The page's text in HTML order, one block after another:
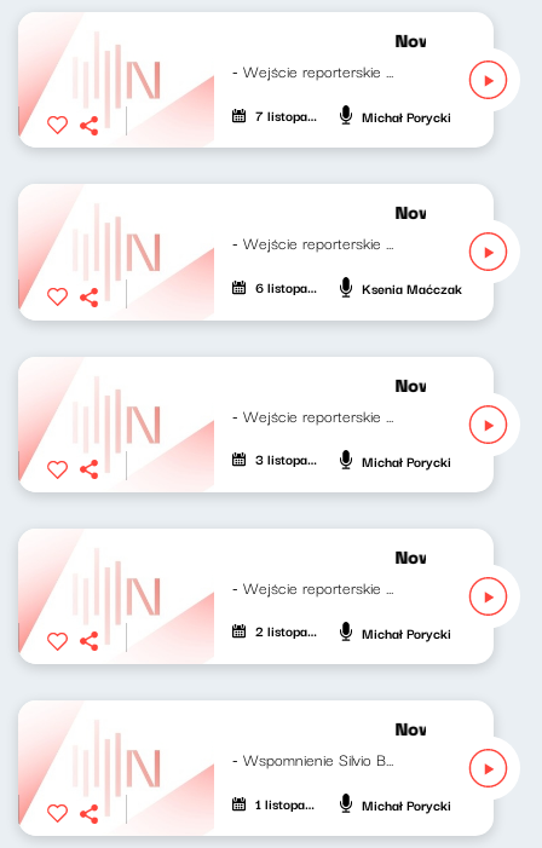
Nowy Świat po
- Wejście reporterskie Klaudiusza...
7 listopada 2023 Michał Porycki
Nowy Świat po
- Wejście reporterskie Klaudiusza Slezak -...
6 listopada 2023 Ksenia Maćczak
Nowy Świat po
3 listopada 2023 Michał Porycki
Nowy Świat po
2 listopada 2023 Michał Porycki
Nowy Świat po
- Wspomnienie Silvio Berlusconiego Klaudiusz...
1 listopada 2023 Michał Porycki